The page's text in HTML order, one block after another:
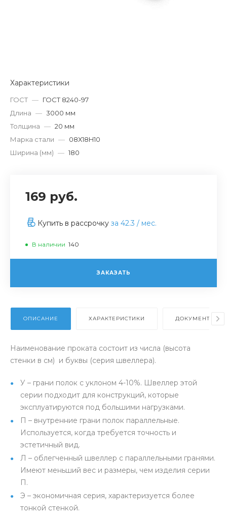
Характеристики
ГОСТ — ГОСТ 8240-97
Длина — 3000 мм
Толщина — 20 мм
Марка стали — 08Х18H10
Ширина (мм) — 180
169 руб.
Купить в рассрочку за 42.3 / мес.
В наличии 140
ЗАКАЗАТЬ
ОПИСАНИЕ ХАРАКТЕРИСТИКИ ДОКУМЕНТЫ
Наименование проката состоит из числа (высота
стенки в см) и буквы (серия швеллера).
У – грани полок с уклоном 4-10%. Швеллер этой
серии подходит для конструкций, которые
эксплуатируются под большими нагрузками.
П – внутренние грани полок параллельные.
Используется, когда требуется точность и
эстетичный вид.
Л – облегченный швеллер с параллельными гранями.
Имеют меньший вес и размеры, чем изделия серии
П.
Э – экономичная серия, характеризуется более
тонкой стенкой.